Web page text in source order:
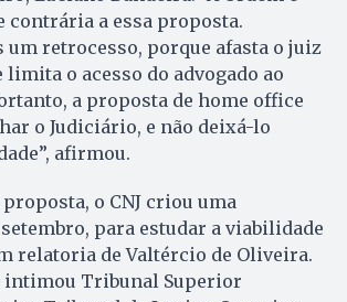
contrária a essa proposta.
um retrocesso, porque afasta o juiz
limita o acesso do advogado ao
a proposta de home office
o Judiciário, e não deixá-lo
afirmou.
proposta, o CNJ criou uma
para estudar a viabilidade
relatoria de Valtércio de Oliveira.
intimou Tribunal Superior